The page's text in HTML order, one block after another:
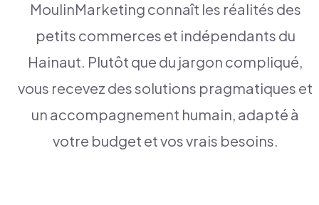
MoulinMarketing connaît les réalités des
petits commerces et indépendants du
Hainaut. Plutôt que du jargon compliqué,
vous recevez des solutions pragmatiques et
un accompagnement humain, adapté à
votre budget et vos vrais besoins.